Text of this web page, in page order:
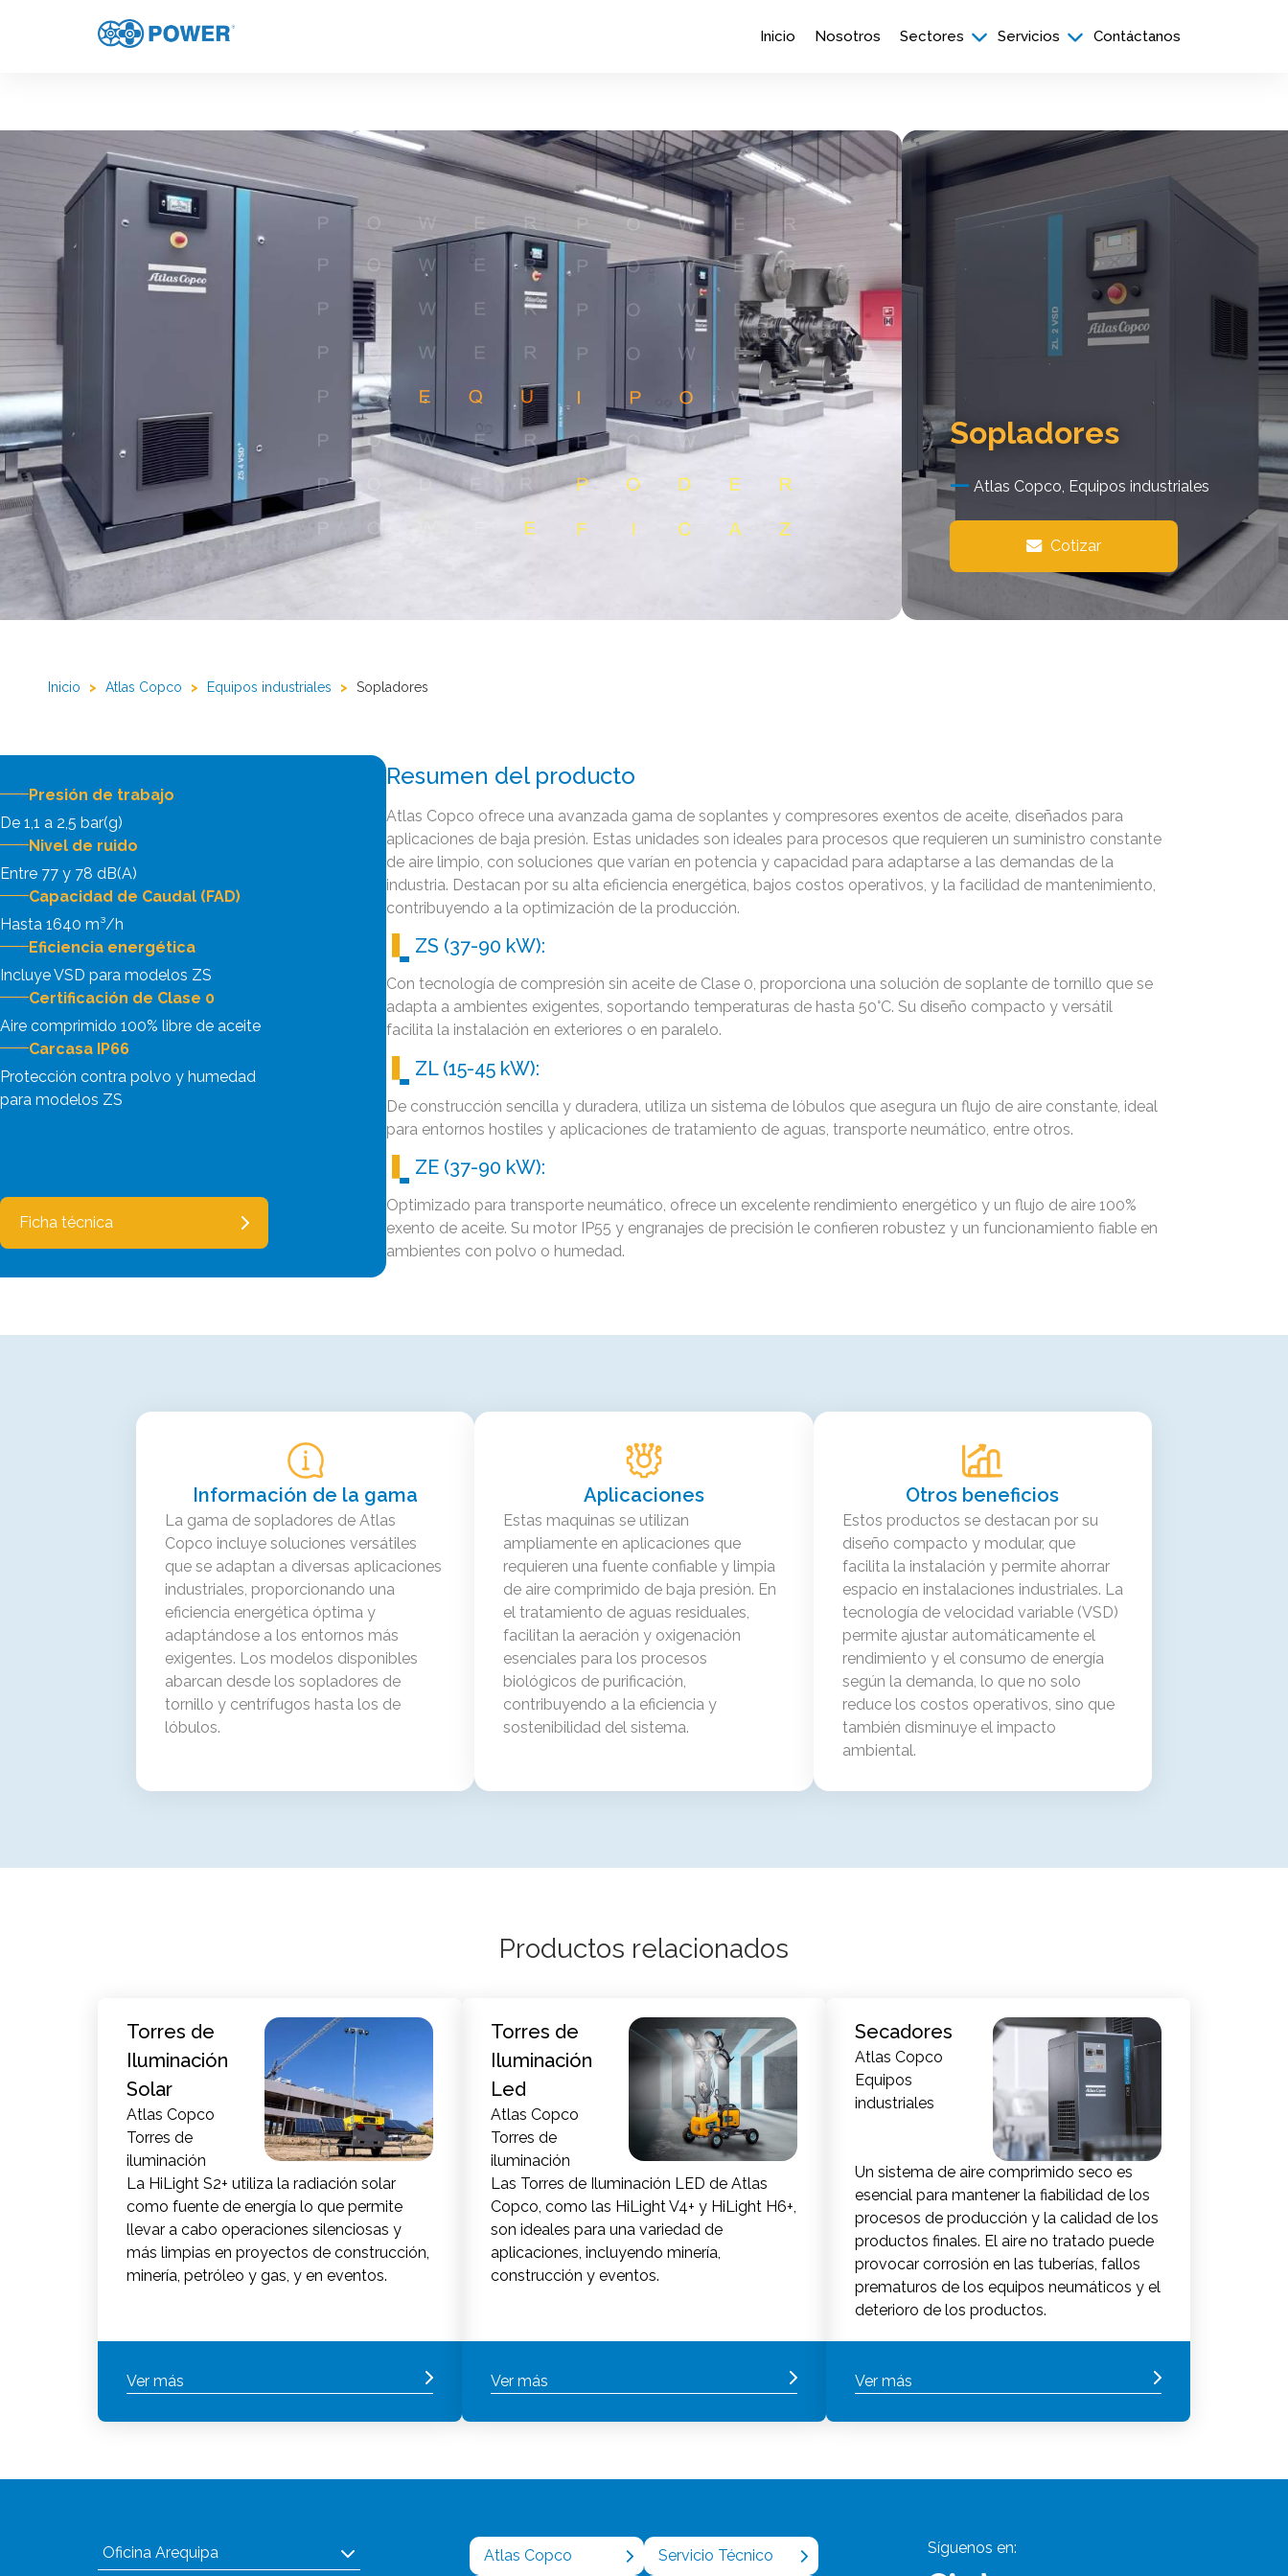
Inicio Nosotros Sectores Servicios Contáctanos
Sopladores
Atlas Copco, Equipos industriales
Cotizar
Inicio > Atlas Copco > Equipos industriales > Sopladores
Presión de trabajo
De 1,1 a 2,5 bar(g)
Nivel de ruido
Entre 77 y 78 dB(A)
Capacidad de Caudal (FAD)
Hasta 1640 m³/h
Eficiencia energética
Incluye VSD para modelos ZS
Certificación de Clase 0
Aire comprimido 100% libre de aceite
Carcasa IP66
Protección contra polvo y humedad
para modelos ZS
Ficha técnica
Resumen del producto
Atlas Copco ofrece una avanzada gama de soplantes y compresores exentos de aceite, diseñados para
aplicaciones de baja presión. Estas unidades son ideales para procesos que requieren un suministro constante
de aire limpio, con soluciones que varían en potencia y capacidad para adaptarse a las demandas de la
industria. Destacan por su alta eficiencia energética, bajos costos operativos, y la facilidad de mantenimiento,
contribuyendo a la optimización de la producción.
ZS (37-90 kW):
Con tecnología de compresión sin aceite de Clase 0, proporciona una solución de soplante de tornillo que se
adapta a ambientes exigentes, soportando temperaturas de hasta 50°C. Su diseño compacto y versátil
facilita la instalación en exteriores o en paralelo​.
ZL (15-45 kW):
De construcción sencilla y duradera, utiliza un sistema de lóbulos que asegura un flujo de aire constante, ideal
para entornos hostiles y aplicaciones de tratamiento de aguas, transporte neumático, entre otros​.
ZE (37-90 kW):
Optimizado para transporte neumático, ofrece un excelente rendimiento energético y un flujo de aire 100%
exento de aceite. Su motor IP55 y engranajes de precisión le confieren robustez y un funcionamiento fiable en
ambientes con polvo o humedad​.
Información de la gama
La gama de sopladores de Atlas
Copco incluye soluciones versátiles
que se adaptan a diversas aplicaciones
industriales, proporcionando una
eficiencia energética óptima y
adaptándose a los entornos más
exigentes. Los modelos disponibles
abarcan desde los sopladores de
tornillo y centrífugos hasta los de
lóbulos.
Aplicaciones
Estas maquinas se utilizan
ampliamente en aplicaciones que
requieren una fuente confiable y limpia
de aire comprimido de baja presión. En
el tratamiento de aguas residuales,
facilitan la aeración y oxigenación
esenciales para los procesos
biológicos de purificación,
contribuyendo a la eficiencia y
sostenibilidad del sistema.
Otros beneficios
Estos productos se destacan por su
diseño compacto y modular, que
facilita la instalación y permite ahorrar
espacio en instalaciones industriales. La
tecnología de velocidad variable (VSD)
permite ajustar automáticamente el
rendimiento y el consumo de energía
según la demanda, lo que no solo
reduce los costos operativos, sino que
también disminuye el impacto
ambiental.
Productos relacionados
Torres de
Iluminación
Solar
Atlas Copco
Torres de
iluminación
La HiLight S2+ utiliza la radiación solar
como fuente de energía lo que permite
llevar a cabo operaciones silenciosas y
más limpias en proyectos de construcción,
minería, petróleo y gas, y en eventos.
Ver más
Torres de
Iluminación
Led
Atlas Copco
Torres de
iluminación
Las Torres de Iluminación LED de Atlas
Copco, como las HiLight V4+ y HiLight H6+,
son ideales para una variedad de
aplicaciones, incluyendo minería,
construcción y eventos.
Ver más
Secadores
Atlas Copco
Equipos
industriales
Un sistema de aire comprimido seco es
esencial para mantener la fiabilidad de los
procesos de producción y la calidad de los
productos finales. El aire no tratado puede
provocar corrosión en las tuberías, fallos
prematuros de los equipos neumáticos y el
deterioro de los productos.
Ver más
Oficina Arequipa Atlas Copco Servicio Técnico Síguenos en: